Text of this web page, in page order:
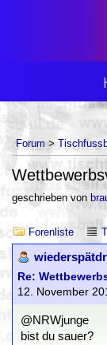
Forum >
geschrieben von
Forenliste
Re:
12. November
@NRWjunge
bist du sauer?